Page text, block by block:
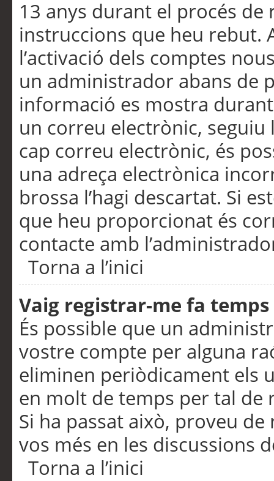
13 anys durant el procés de
instruccions que heu rebut.
l’activació dels comptes
un administrador abans de
informació es mostra
un correu electrònic,
cap correu electrònic, és
una adreça electrònica
brossa l’hagi descartat. Si
que heu proporcionat és
contacte amb
Torna a l’inici
Vaig registrar-me fa
És possible que un
vostre compte per alguna
eliminen periòdicament els
en molt de temps per tal de
Si ha passat això, proveu
vos més en les discussions
Torna a l’inici